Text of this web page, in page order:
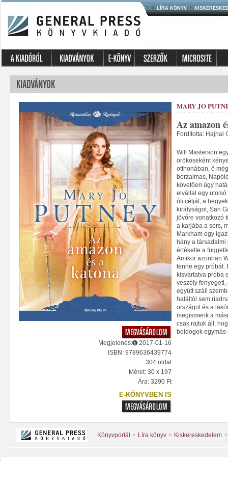
LÍRA KÖNYV
Megjelenés:
2017-01-16
ISBN: 9789636439774
304 oldal
Méret: 30 x 197
Ára: 3290 Ft
E-KÖNYVBEN IS
MARY JO
Az amazon
Fordította: Hajnal
Will Masterson
örököseként
otthonában, ő
borzalmas,
követően úgy
elvállal egy
úti célját, a
királyságot, San
jövőre vonatkozó
a karjába a sors,
Markham egy
hány a
értékelte a
Amikor azonban
tenne egy próbát.
kisvártatva próba
veszély fenyegeti,
együtt száll
haláltól sem
országot és a
megismerik a
csak rajtuk áll,
boldogok egymás
Könyvportál Líra könyv Kiskereskedelem